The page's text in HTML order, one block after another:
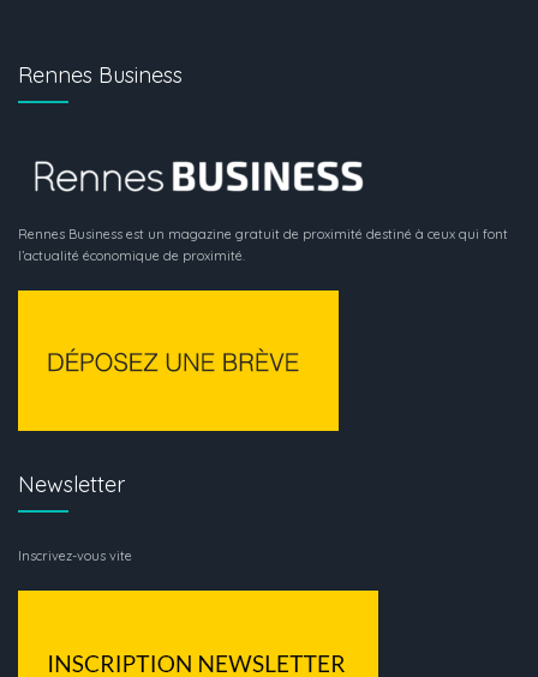
Rennes Business
Rennes Business est un magazine gratuit de proximité destiné à ceux qui font
l’actualité économique de proximité.
Newsletter
Inscrivez-vous vite